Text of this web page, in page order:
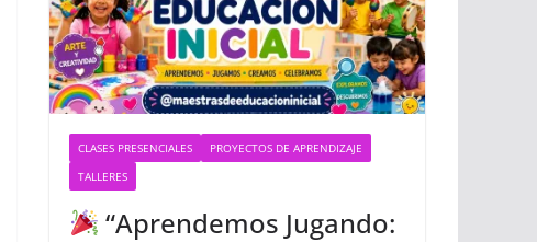
CLASES PRESENCIALES
PROYECTOS DE APRENDIZAJE
TALLERES
“Aprendemos Jugando: